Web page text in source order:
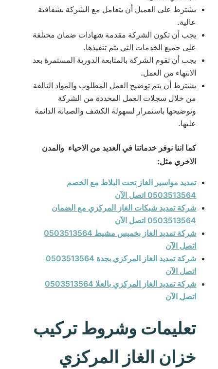
يشترط على العميل أن يتعامل مع الشركة بشفافية
عالية.
يجب أن تكون الشركة مقدمة شهادات ضمان مختلفة
على جميع الخدمات التي يتم تنفيذها.
يجب أن تقوم الشركة بالمتابعة الدورية المستمرة بعد
الانتهاء من العمل.
يشترط أن يتم توضيح العمل المطلوب والمواد التالفة
من خلال سجلات العمل المحددة من الشركة
وتوضيحها باستمرار لسهولة الكشف والصيانة الدائمة
عليها.
كما اننا نوفر خدماتنا في العديد من الاحياء والمدن
الاخري مثل:
تمديد مواسير الغاز تحت البلاط مع الخصم
0503513564 اتصل الآن
شركة تمديد شبكات الغاز المركزي مع الضمان
0503513564 اتصل الآن
شركة تمديد الغاز بخميس مشيط 0503513564
اتصل الآن
شركة تمديد الغاز المركزي بجدة 0503513564
اتصل الآن
شركة تمديد الغاز المركزي بالعلا 0503513564
اتصل الآن
تعليمات وشروط تركيب
خزان الغاز المركزي